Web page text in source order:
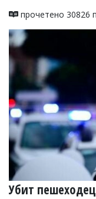
прочетено 30826
Убит